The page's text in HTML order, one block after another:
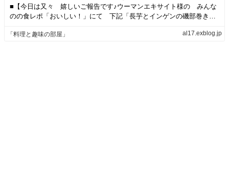
■【今日は又々 嬉しいご報告です♪ウーマンエキサイト様の みんな
のの食レポ「おいしい！」にて 下記「長芋とインゲンの磯部巻き揚
「料理と趣味の部屋」 al17.exblog.jp